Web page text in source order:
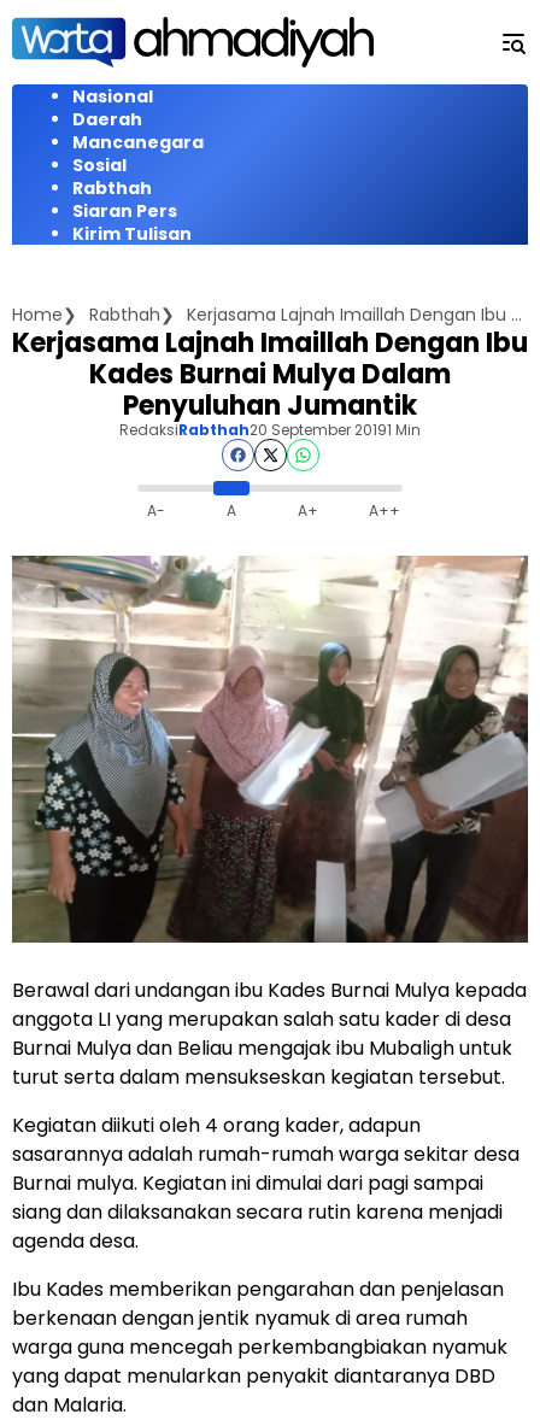
Langsung
konten
Nasional
Daerah
Mancanegara
Sosial
Rabthah
Siaran Pers
Kirim Tulisan
Home Rabthah Kerjasama Lajnah Imaillah Dengan Ibu Kades Burnai Mulya Dalam Penyuluhan Jumantik
Kerjasama Lajnah Imaillah Dengan Ibu
Kades Burnai Mulya Dalam
Penyuluhan Jumantik
RedaksiRabthah20 September 20191 Min
A- A A+ A++
Berawal dari undangan ibu Kades Burnai Mulya kepada
anggota LI yang merupakan salah satu kader di desa
Burnai Mulya dan Beliau mengajak ibu Mubaligh untuk
turut serta dalam mensukseskan kegiatan tersebut.
Kegiatan diikuti oleh 4 orang kader, adapun
sasarannya adalah rumah-rumah warga sekitar desa
Burnai mulya. Kegiatan ini dimulai dari pagi sampai
siang dan dilaksanakan secara rutin karena menjadi
agenda desa.
Ibu Kades memberikan pengarahan dan penjelasan
berkenaan dengan jentik nyamuk di area rumah
warga guna mencegah perkembangbiakan nyamuk
yang dapat menularkan penyakit diantaranya DBD
dan Malaria.